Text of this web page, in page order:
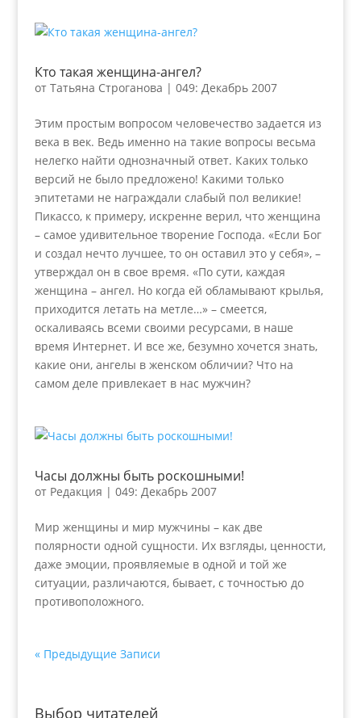
Кто такая женщина-ангел?
от Татьяна Строганова | 049: Декабрь 2007
Этим простым вопросом человечество задается из
века в век. Ведь именно на такие вопросы весьма
нелегко найти однозначный ответ. Каких только
версий не было предложено! Какими только
эпитетами не награждали слабый пол великие!
Пикассо, к примеру, искренне верил, что женщина
– самое удивительное творение Господа. «Если Бог
и создал нечто лучшее, то он оставил это у себя», –
утверждал он в свое время. «По сути, каждая
женщина – ангел. Но когда ей обламывают крылья,
приходится летать на метле…» – смеется,
оскаливаясь всеми своими ресурсами, в наше
время Интернет. И все же, безумно хочется знать,
какие они, ангелы в женском обличии? Что на
самом деле привлекает в нас мужчин?
Часы должны быть роскошными!
от Редакция | 049: Декабрь 2007
Мир женщины и мир мужчины – как две
полярности одной сущности. Их взгляды, ценности,
даже эмоции, проявляемые в одной и той же
ситуации, различаются, бывает, с точностью до
противоположного.
« Предыдущие Записи
Выбор читателей